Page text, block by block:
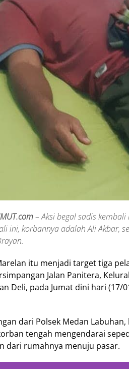
– Aksi begal sadis
ini, korbannya adalah Ali Akbar,
itu menjadi target tiga
Jalan Panitera,
Deli, pada Jumat dini hari (17/
dari Polsek Medan
tengah mengendarai
dari rumahnya menuju pasar.